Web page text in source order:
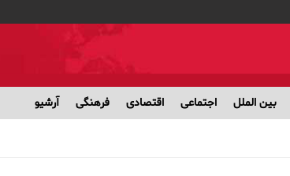
بین الملل اجتماعی اقتصادی فرهنگی
آرشیو